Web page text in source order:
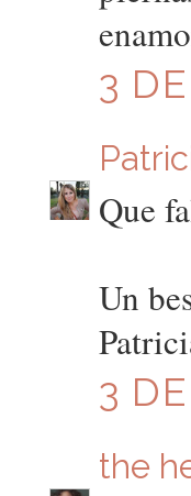
3
Que
Un
3
the